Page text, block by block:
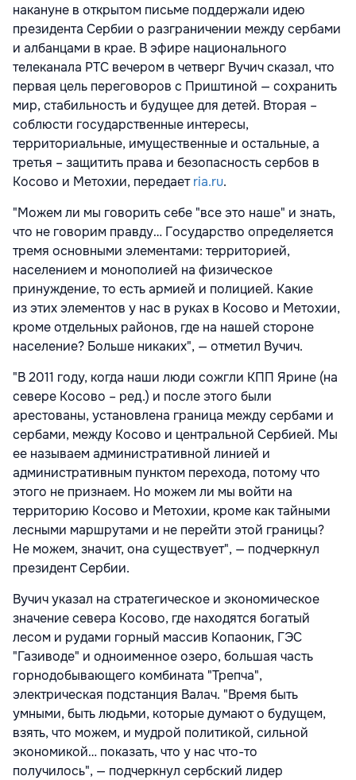
накануне в открытом письме поддержали идею
президента Сербии о разграничении между сербами
и албанцами в крае. В эфире национального
телеканала РТС вечером в четверг Вучич сказал, что
первая цель переговоров с Приштиной — сохранить
мир, стабильность и будущее для детей. Вторая –
соблюсти государственные интересы,
территориальные, имущественные и остальные, а
третья – защитить права и безопасность сербов в
Косово и Метохии, передаетria.ru.
"Можем ли мы говорить себе "все это наше" и знать,
что не говорим правду… Государство определяется
тремя основными элементами: территорией,
населением и монополией на физическое
принуждение, то есть армией и полицией. Какие
из этих элементов у нас в руках в Косово и Метохии,
кроме отдельных районов, где на нашей стороне
население? Больше никаких", — отметил Вучич.
"В 2011 году, когда наши люди сожгли КПП Ярине (на
севере Косово – ред.) и после этого были
арестованы, установлена граница между сербами и
сербами, между Косово и центральной Сербией. Мы
ее называем административной линией и
административным пунктом перехода, потому что
этого не признаем. Но можем ли мы войти на
территорию Косово и Метохии, кроме как тайными
лесными маршрутами и не перейти этой границы?
Не можем, значит, она существует", — подчеркнул
президент Сербии.
Вучич указал на стратегическое и экономическое
значение севера Косово, где находятся богатый
лесом и рудами горный массив Копаоник, ГЭС
"Газиводе" и одноименное озеро, большая часть
горнодобывающего комбината "Трепча",
электрическая подстанция Валач. "Время быть
умными, быть людьми, которые думают о будущем,
взять, что можем, и мудрой политикой, сильной
экономикой… показать, что у нас что-то
получилось", — подчеркнул сербский лидер